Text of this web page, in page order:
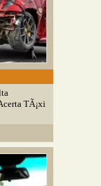
TÃ¡xi